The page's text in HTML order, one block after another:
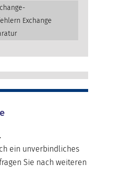
Exchange
ein unverbindliches
Sie nach weiteren